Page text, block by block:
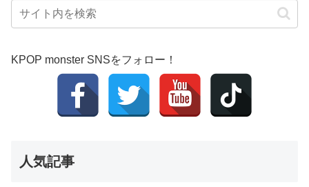
KPOP monster SNSをフォロー！
人気記事